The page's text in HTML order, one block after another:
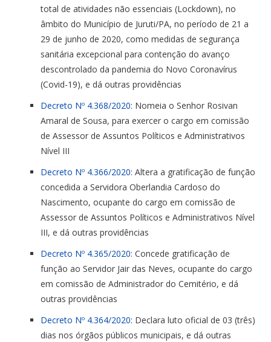
total de atividades não essenciais (Lockdown), no
âmbito do Município de Juruti/PA, no período de 21 a
29 de junho de 2020, como medidas de segurança
sanitária excepcional para contenção do avanço
descontrolado da pandemia do Novo Coronavírus
(Covid-19), e dá outras providências
Decreto Nº 4.368/2020: Nomeia o Senhor Rosivan
Amaral de Sousa, para exercer o cargo em comissão
de Assessor de Assuntos Políticos e Administrativos
Nível III
Decreto Nº 4.366/2020: Altera a gratificação de função
concedida a Servidora Oberlandia Cardoso do
Nascimento, ocupante do cargo em comissão de
Assessor de Assuntos Políticos e Administrativos Nível
III, e dá outras providências
Decreto Nº 4.365/2020: Concede gratificação de
função ao Servidor Jair das Neves, ocupante do cargo
em comissão de Administrador do Cemitério, e dá
outras providências
Decreto Nº 4.364/2020: Declara luto oficial de 03 (três)
dias nos órgãos públicos municipais, e dá outras